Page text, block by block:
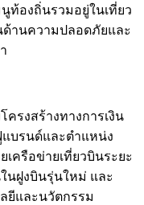
ท้องถิ่นรวมอยู่ในเที่ยว
านความปลอดภัยและ
ครงสร้างทางการเงิน
แบรนด์และตำแหน่ง
ครือข่ายเที่ยวบินระยะ
นฝูงบินรุ่นใหม่ และ
ยีและนวัตกรรม